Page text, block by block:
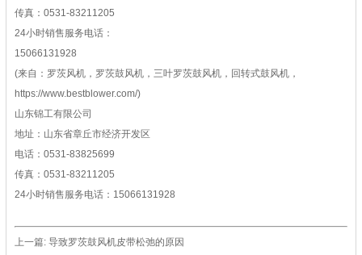
传真：0531-83211205
24小时销售服务电话：
15066131928
(来自：罗茨风机，罗茨鼓风机，三叶罗茨鼓风机，回转式鼓风机，
https://www.bestblower.com/)
山东锦工有限公司
地址：山东省章丘市经济开发区
电话：0531-83825699
传真：0531-83211205
24小时销售服务电话：15066131928
上一篇: 导致罗茨鼓风机皮带松弛的原因